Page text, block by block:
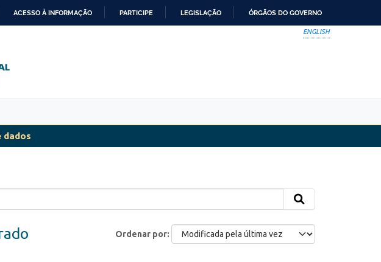
ACESSO À INFORMAÇÃO PARTICIPE LEGISLAÇÃO ÓRGÃOS DO GOVERNO
ENGLISH
dados
Ordenar por